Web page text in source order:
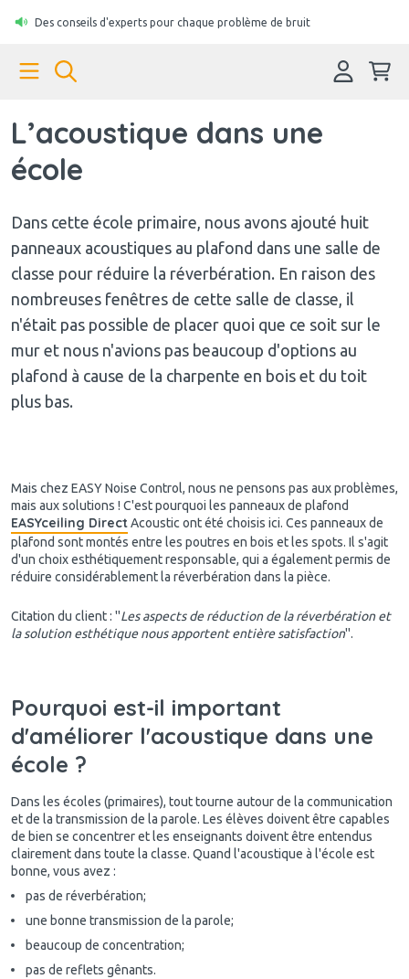
Des conseils d'experts pour chaque problème de bruit
L’acoustique dans une
école
Dans cette école primaire, nous avons ajouté huit
panneaux acoustiques au plafond dans une salle de
classe pour réduire la réverbération. En raison des
nombreuses fenêtres de cette salle de classe, il
n'était pas possible de placer quoi que ce soit sur le
mur et nous n'avions pas beaucoup d'options au
plafond à cause de la charpente en bois et du toit
plus bas.
Mais chez EASY Noise Control, nous ne pensons pas aux problèmes,
mais aux solutions ! C'est pourquoi les panneaux de plafond
EASYceiling DirectAcoustic ont été choisis ici. Ces panneaux de
plafond sont montés entre les poutres en bois et les spots. Il s'agit
d'un choix esthétiquement responsable, qui a également permis de
réduire considérablement la réverbération dans la pièce.
Citation du client : ''Les aspects de réduction de la réverbération et
la solution esthétique nous apportent entière satisfaction''.
Pourquoi est-il important
d'améliorer l'acoustique dans une
école ?
Dans les écoles (primaires), tout tourne autour de la communication
et de la transmission de la parole. Les élèves doivent être capables
de bien se concentrer et les enseignants doivent être entendus
clairement dans toute la classe. Quand l'acoustique à l'école est
bonne, vous avez :
pas de réverbération;
une bonne transmission de la parole;
beaucoup de concentration;
pas de reflets gênants.